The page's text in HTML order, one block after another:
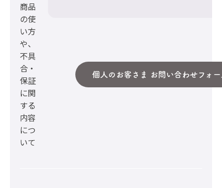
商品
の使
い方
や、
不具
合・
保証
に関
する
内容
につ
いて
個人のお客さま お問い合わせフォー